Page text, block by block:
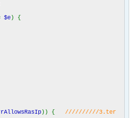
$e) {
)) { //////////3.ter